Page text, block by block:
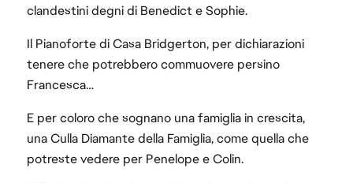
clandestini degni di Benedict e Sophie.
Il Pianoforte di Casa Bridgerton, per dichiarazioni
tenere che potrebbero commuovere persino
Francesca…
E per coloro che sognano una famiglia in crescita,
una Culla Diamante della Famiglia, come quella che
potreste vedere per Penelope e Colin.